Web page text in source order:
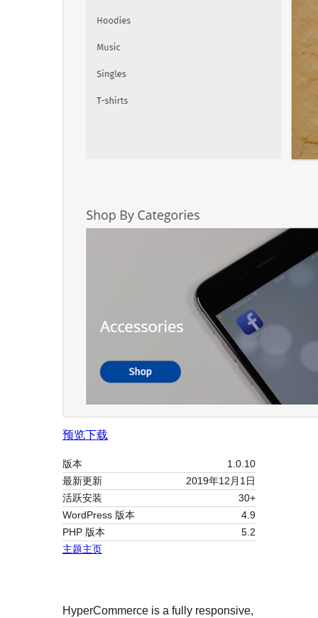
预览下载
版本
1.0.10
最新更新
2019年12月1日
活跃安装
30+
WordPress 版本
4.9
PHP 版本
5.2
主题主页
HyperCommerce is a fully responsive,